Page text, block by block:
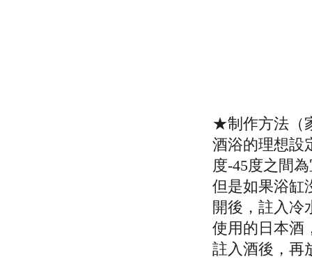
★制作方法（
酒浴的理想設
度-45度之間
但是如果浴缸
開後，註入冷
使用的日本酒
註入酒後，再